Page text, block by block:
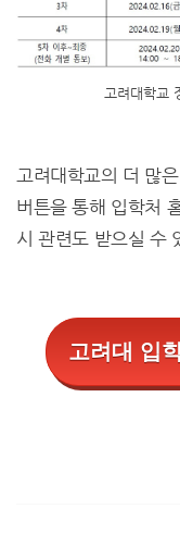
고려대학교
고려대학교의 더 많
버튼을 통해 입학처
시 관련도 받으실 수
고려대 입